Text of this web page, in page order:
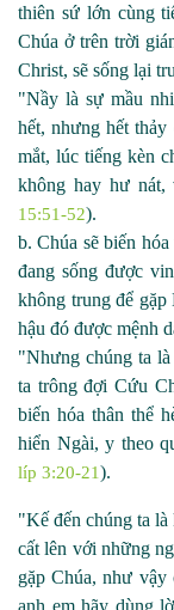
thiên sứ lớn cùng
Chúa ở trên trời
Christ, sẽ sống lại
"Nầy là sự mầu
hết, nhưng hết
mắt, lúc tiếng kèn
không hay hư nát,
15:51-52).
b. Chúa sẽ biến
đang sống được
không trung để
hậu đó được mệnh
"Nhưng chúng ta là
ta trông đợi Cứu
biến hóa thân thể
hiển Ngài, y theo
líp 3:20-21).
"Kế đến chúng ta là
cất lên với những
gặp Chúa, như
anh em hãy dùng